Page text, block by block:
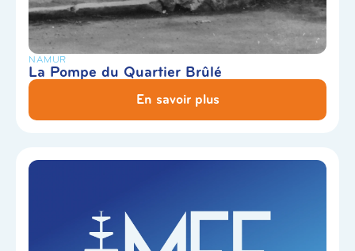
NAMUR
La Pompe du Quartier Brûlé
En savoir plus